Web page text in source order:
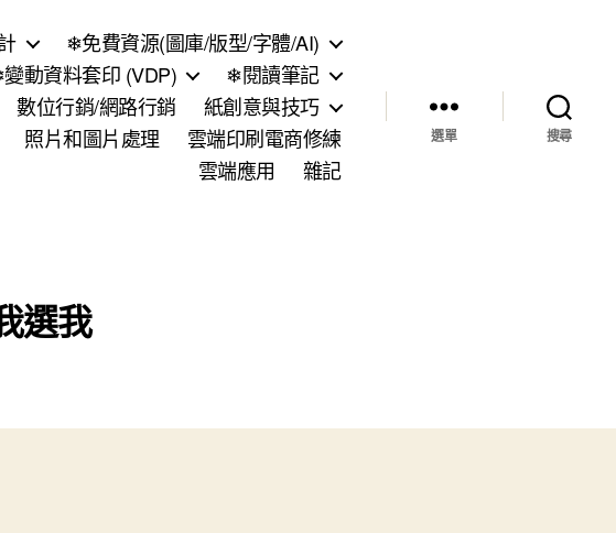
❄免費資源(圖庫/版型/字體/AI)
動資料套印 (VDP)
❄閱讀筆記
數位行銷/網路行銷
紙創意與技巧
照片和圖片處理
雲端印刷電商修練
雲端應用
雜記
選單 搜尋
選我